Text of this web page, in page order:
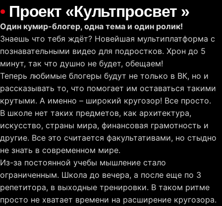
i
p
t
o
c
o
n
t
e
n
t
•Проект «Культпросвет »
Один кумир-блогер, одна тема и один ролик!
Знаешь что тебя ждёт? Новейшая мультиплатформа с
познавательными видео для подростков. Хрон до 5
минут, так что душно не будет, обещаем!
Теперь любимые блогеры будут не только в ВК, но и
рассказывать то, что помогает им оставаться такими
крутыми. А именно – широкий кругозор! Все просто.
В школе нет таких предметов, как архитектура,
искусство, страны мира, финансовая грамотность и
другие. Все это считается факультативами, но стыдно
не знать в современном мире.
Из-за постоянной учебы мышление стало
ограниченным. Школа до вечера, а после еще по 3
репетитора, в выходные тренировки. В таком ритме
просто не хватает времени на расширение кругозора.